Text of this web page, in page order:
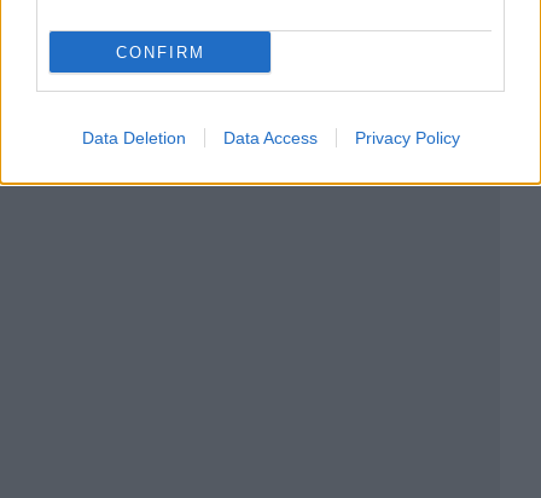
CONFIRM
Data Deletion Data Access Privacy Policy